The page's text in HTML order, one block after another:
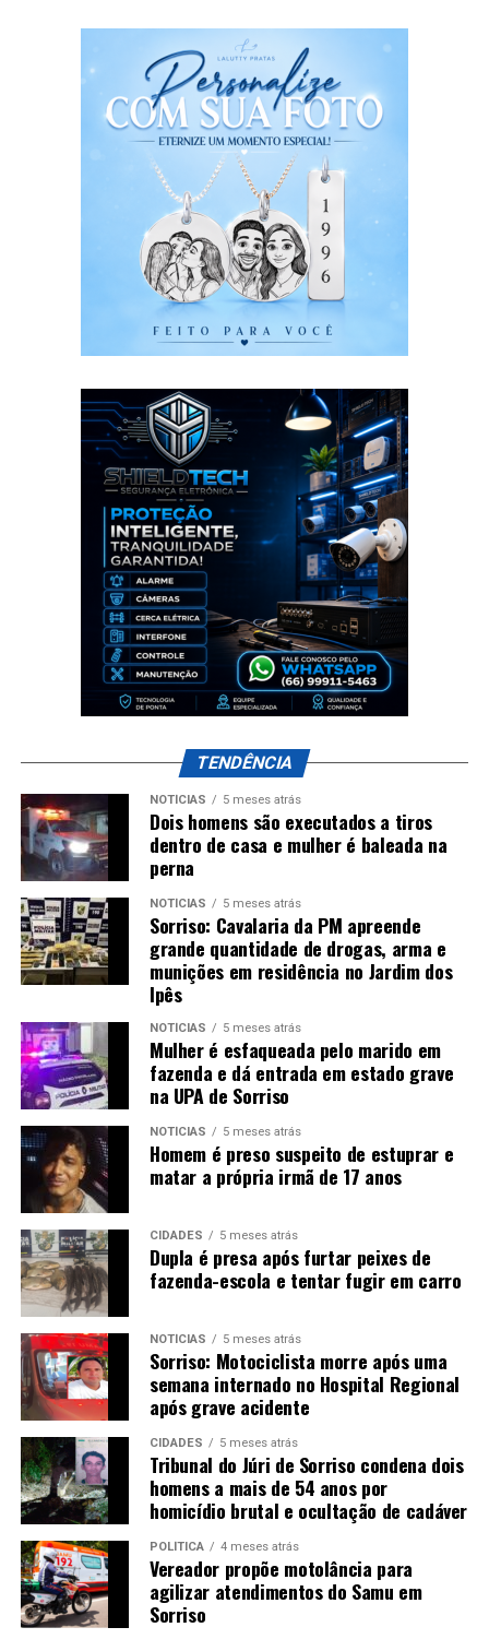
TENDÊNCIA
NOTÍCIAS 5 meses atrás
Dois homens são executados a tiros
dentro de casa e mulher é baleada na
perna
NOTÍCIAS 5 meses atrás
Sorriso: Cavalaria da PM apreende
grande quantidade de drogas, arma e
munições em residência no Jardim dos
Ipês
NOTÍCIAS 5 meses atrás
Mulher é esfaqueada pelo marido em
fazenda e dá entrada em estado grave
na UPA de Sorriso
NOTÍCIAS 5 meses atrás
Homem é preso suspeito de estuprar e
matar a própria irmã de 17 anos
CIDADES 5 meses atrás
Dupla é presa após furtar peixes de
fazenda-escola e tentar fugir em carro
NOTÍCIAS 5 meses atrás
Sorriso: Motociclista morre após uma
semana internado no Hospital Regional
após grave acidente
CIDADES 5 meses atrás
Tribunal do Júri de Sorriso condena dois
homens a mais de 54 anos por
homicídio brutal e ocultação de cadáver
POLÍTICA 4 meses atrás
Vereador propõe motolância para
agilizar atendimentos do Samu em
Sorriso